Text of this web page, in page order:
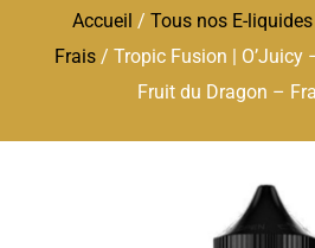
Accueil / Tous nos E-liquides
Frais/ Tropic Fusion | O’Juicy
Fruit du Dragon –